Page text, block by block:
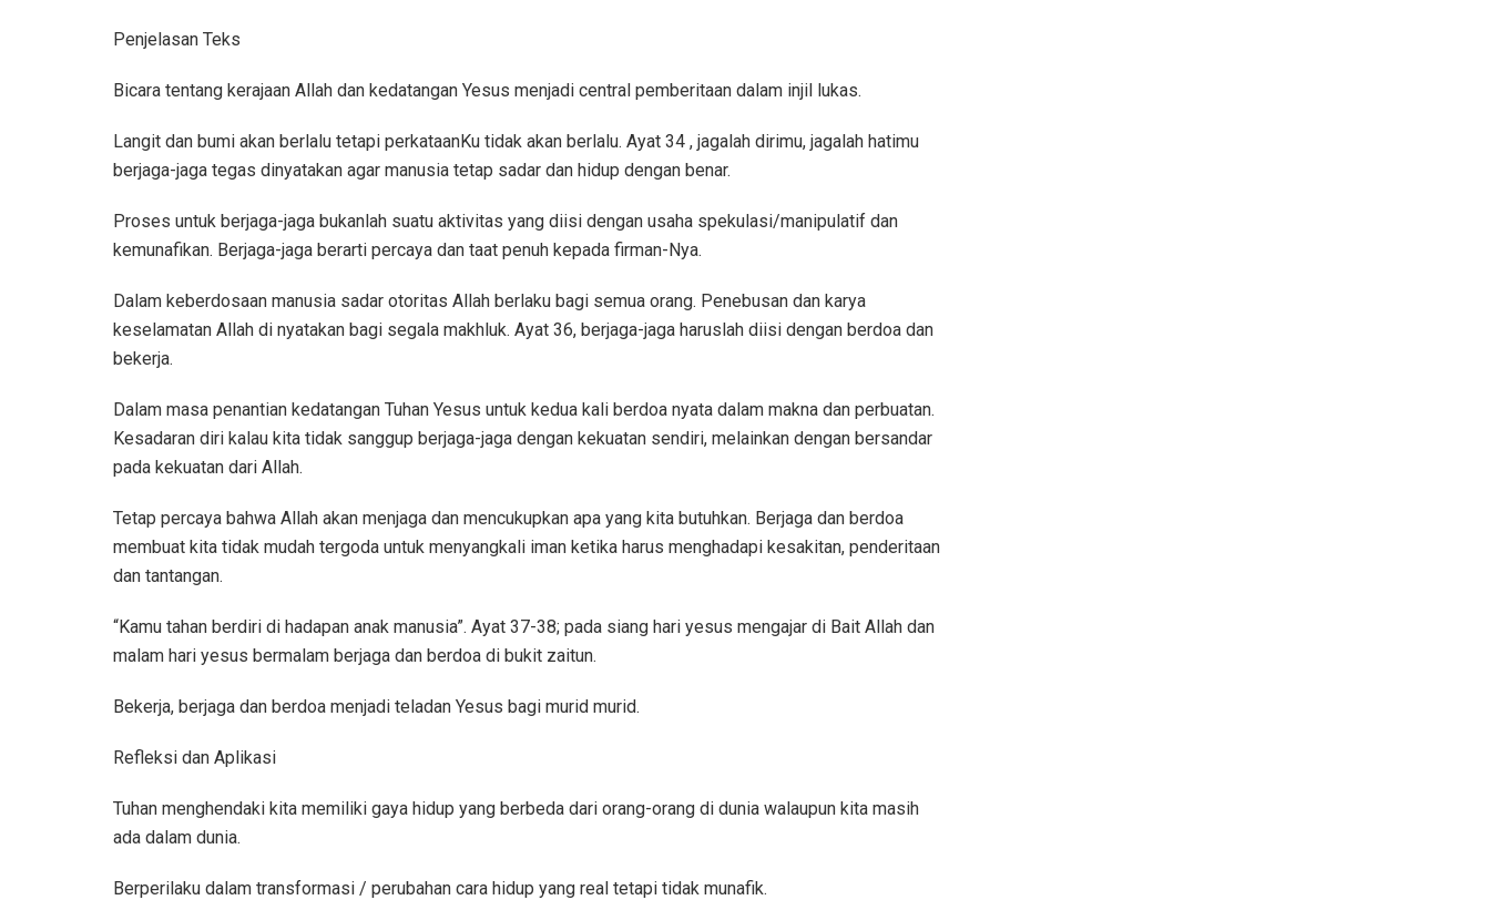
Penjelasan Teks
Bicara tentang kerajaan Allah dan kedatangan Yesus menjadi central pemberitaan dalam injil lukas.
Langit dan bumi akan berlalu tetapi perkataanKu tidak akan berlalu. Ayat 34 , jagalah dirimu, jagalah hatimu
berjaga-jaga tegas dinyatakan agar manusia tetap sadar dan hidup dengan benar.
Proses untuk berjaga-jaga bukanlah suatu aktivitas yang diisi dengan usaha spekulasi/manipulatif dan
kemunafikan. Berjaga-jaga berarti percaya dan taat penuh kepada firman-Nya.
Dalam keberdosaan manusia sadar otoritas Allah berlaku bagi semua orang. Penebusan dan karya
keselamatan Allah di nyatakan bagi segala makhluk. Ayat 36, berjaga-jaga haruslah diisi dengan berdoa dan
bekerja.
Dalam masa penantian kedatangan Tuhan Yesus untuk kedua kali berdoa nyata dalam makna dan perbuatan.
Kesadaran diri kalau kita tidak sanggup berjaga-jaga dengan kekuatan sendiri, melainkan dengan bersandar
pada kekuatan dari Allah.
Tetap percaya bahwa Allah akan menjaga dan mencukupkan apa yang kita butuhkan. Berjaga dan berdoa
membuat kita tidak mudah tergoda untuk menyangkali iman ketika harus menghadapi kesakitan, penderitaan
dan tantangan.
“Kamu tahan berdiri di hadapan anak manusia”. Ayat 37-38; pada siang hari yesus mengajar di Bait Allah dan
malam hari yesus bermalam berjaga dan berdoa di bukit zaitun.
Bekerja, berjaga dan berdoa menjadi teladan Yesus bagi murid murid.
Refleksi dan Aplikasi
Tuhan menghendaki kita memiliki gaya hidup yang berbeda dari orang-orang di dunia walaupun kita masih
ada dalam dunia.
Berperilaku dalam transformasi / perubahan cara hidup yang real tetapi tidak munafik.